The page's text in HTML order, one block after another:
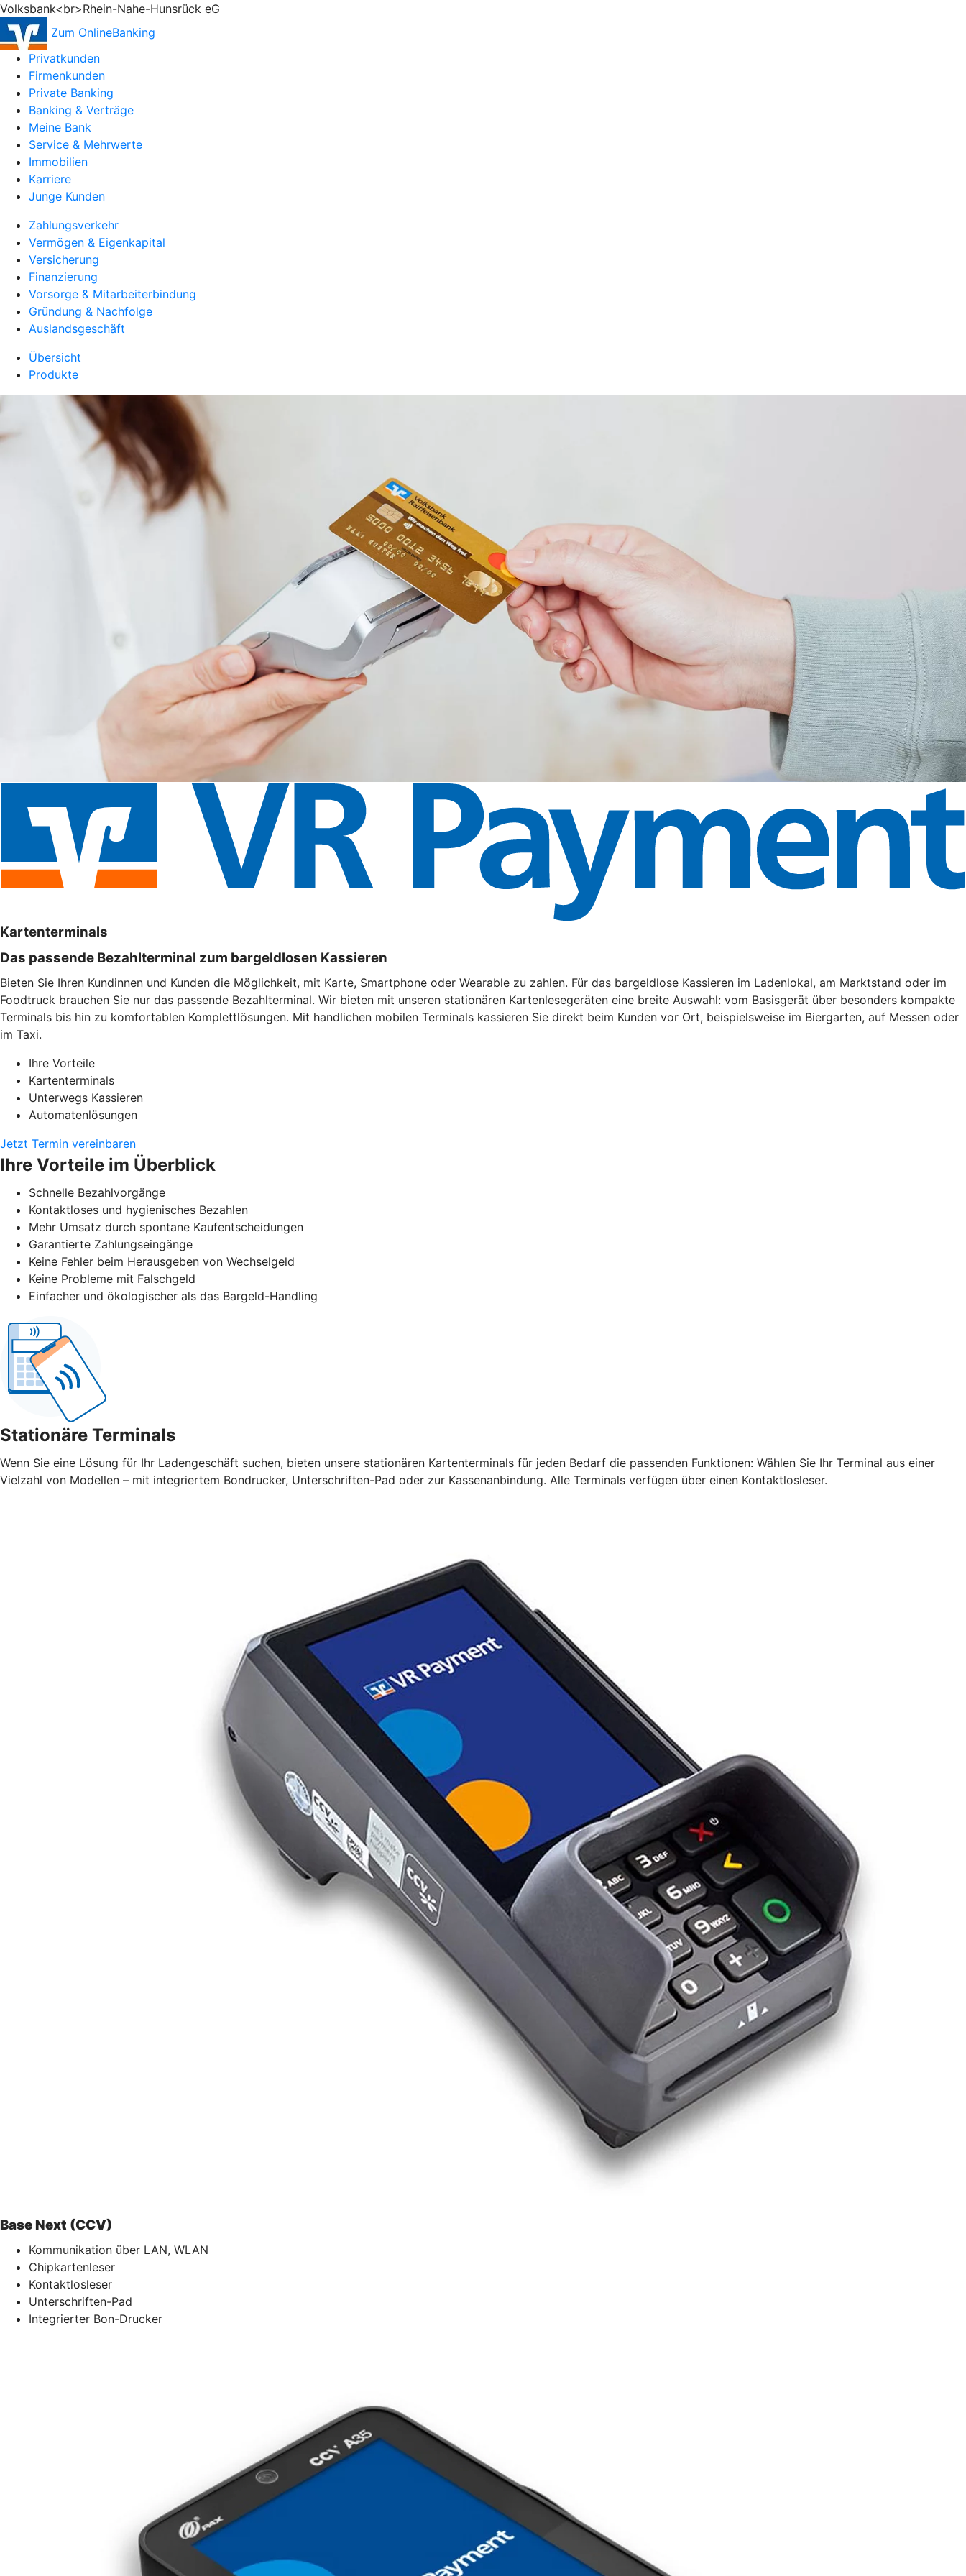
Volksbank<br>Rhein-Nahe-Hunsrück eG
Zum OnlineBanking
Privatkunden
Firmenkunden
Private Banking
Banking & Verträge
Meine Bank
Service & Mehrwerte
Immobilien
Karriere
Junge Kunden
Zahlungsverkehr
Vermögen & Eigenkapital
Versicherung
Finanzierung
Vorsorge & Mitarbeiterbindung
Gründung & Nachfolge
Auslandsgeschäft
Übersicht
Produkte
Kartenterminals
Das passende Bezahlterminal zum bargeldlosen Kassieren
Bieten Sie Ihren Kundinnen und Kunden die Möglichkeit, mit Karte, Smartphone oder Wearable zu zahlen. Für das bargeldlose Kassieren im Ladenlokal, am Marktstand oder im
Foodtruck brauchen Sie nur das passende Bezahlterminal. Wir bieten mit unseren stationären Kartenlesegeräten eine breite Auswahl: vom Basisgerät über besonders kompakte
Terminals bis hin zu komfortablen Komplettlösungen. Mit handlichen mobilen Terminals kassieren Sie direkt beim Kunden vor Ort, beispielsweise im Biergarten, auf Messen oder
im Taxi.
Ihre Vorteile
Kartenterminals
Unterwegs Kassieren
Automatenlösungen
Jetzt Termin vereinbaren
Ihre Vorteile im Überblick
Schnelle Bezahlvorgänge
Kontaktloses und hygienisches Bezahlen
Mehr Umsatz durch spontane Kaufentscheidungen
Garantierte Zahlungseingänge
Keine Fehler beim Herausgeben von Wechselgeld
Keine Probleme mit Falschgeld
Einfacher und ökologischer als das Bargeld-Handling
Stationäre Terminals
Wenn Sie eine Lösung für Ihr Ladengeschäft suchen, bieten unsere stationären Kartenterminals für jeden Bedarf die passenden Funktionen: Wählen Sie Ihr Terminal aus einer
Vielzahl von Modellen – mit integriertem Bondrucker, Unterschriften-Pad oder zur Kassenanbindung. Alle Terminals verfügen über einen Kontaktlosleser.
Base Next (CCV)
Kommunikation über LAN, WLAN
Chipkartenleser
Kontaktlosleser
Unterschriften-Pad
Integrierter Bon-Drucker